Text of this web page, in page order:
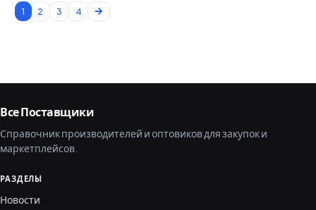
1 2 3 4
Все Поставщики
Справочник производителей и оптовиков для закупок и
маркетплейсов.
РАЗДЕЛЫ
Новости